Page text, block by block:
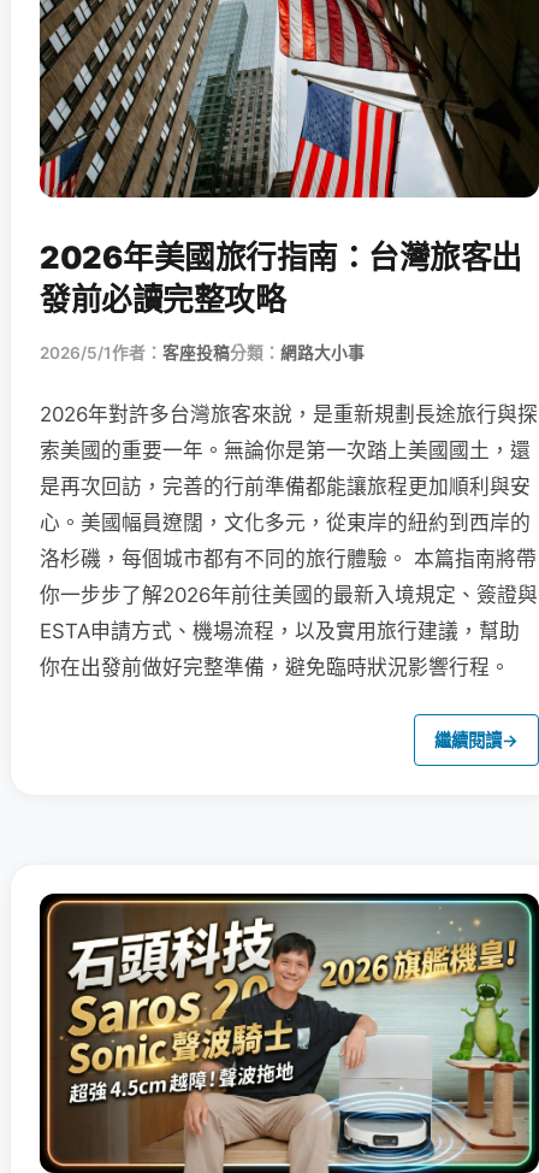
2026年美國旅行指南：台灣旅客出
發前必讀完整攻略
2026/5/1作者： 客座投稿分類： 網路大小事
2026年對許多台灣旅客來說，是重新規劃長途旅行與探
索美國的重要一年。無論你是第一次踏上美國國土，還
是再次回訪，完善的行前準備都能讓旅程更加順利與安
心。美國幅員遼闊，文化多元，從東岸的紐約到西岸的
洛杉磯，每個城市都有不同的旅行體驗。 本篇指南將帶
你一步步了解2026年前往美國的最新入境規定、簽證與
ESTA申請方式、機場流程，以及實用旅行建議，幫助
你在出發前做好完整準備，避免臨時狀況影響行程。
繼續閱讀→